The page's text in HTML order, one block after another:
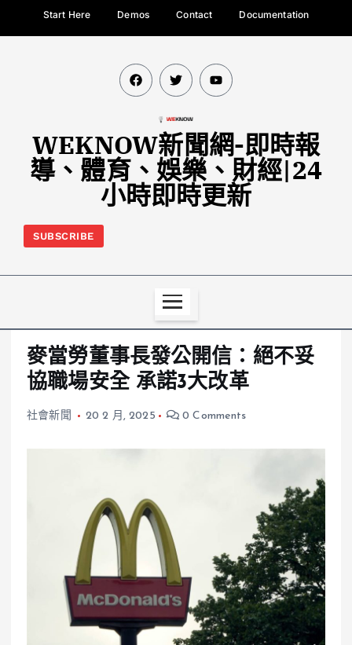
Start Here Demos Contact Documentation
WEKNOW新聞網-即時報
導、體育、娛樂、財經|24
小時即時更新
SUBSCRIBE
麥當勞董事長發公開信：絕不妥
協職場安全 承諾3大改革
社會新聞 20 2 月, 2025 0 Comments